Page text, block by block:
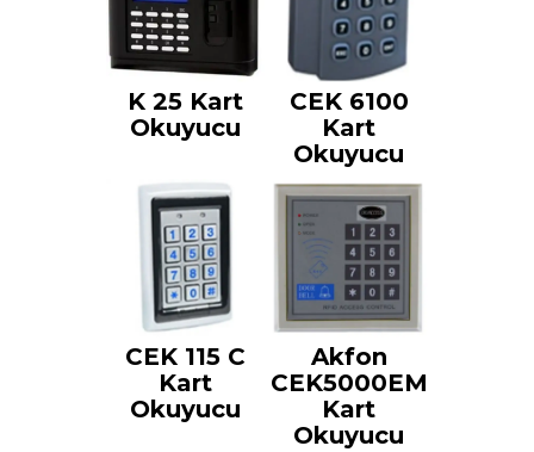
K 25 Kart
Okuyucu
CEK 6100
Kart
Okuyucu
CEK 115 C
Kart
Okuyucu
Akfon
CEK5000EM
Kart
Okuyucu